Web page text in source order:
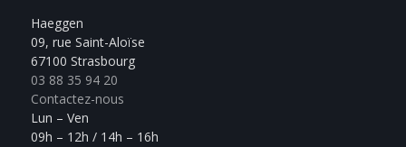
Haeggen
09, rue Saint-Aloïse
67100 Strasbourg
03 88 35 94 20
Contactez-nous
Lun – Ven
09h – 12h / 14h – 16h